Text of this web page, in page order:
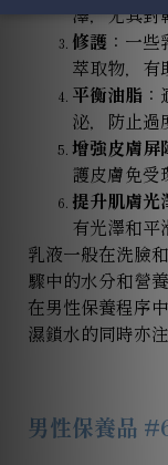
澤，尤其對
修護 ：一
萃取物，有
平衡油脂
泌，防止過
增強皮膚屏
護皮膚免受
提升肌膚光
有光澤和平
乳液一般在洗臉
驟中的水分和營
在男性保養程序
濕鎖水的同時亦
男性保養品 #